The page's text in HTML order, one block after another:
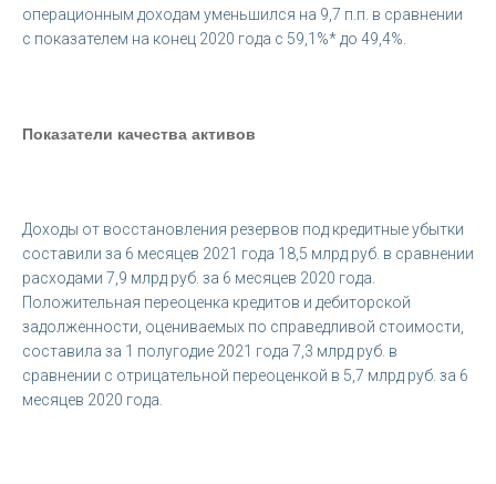
операционным доходам уменьшился на 9,7 п.п. в сравнении
с показателем на конец 2020 года с 59,1%* до 49,4%.
Показатели качества активов
Доходы от восстановления резервов под кредитные убытки
составили за 6 месяцев 2021 года 18,5 млрд руб. в сравнении
расходами 7,9 млрд руб. за 6 месяцев 2020 года.
Положительная переоценка кредитов и дебиторской
задолженности, оцениваемых по справедливой стоимости,
составила за 1 полугодие 2021 года 7,3 млрд руб. в
сравнении с отрицательной переоценкой в 5,7 млрд руб. за 6
месяцев 2020 года.